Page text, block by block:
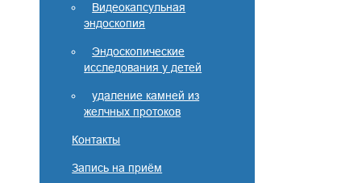
Видеокапсульная
эндоскопия
Эндоскопические
исследования у детей
удаление камней из
желчных протоков
Контакты
Запись на приём